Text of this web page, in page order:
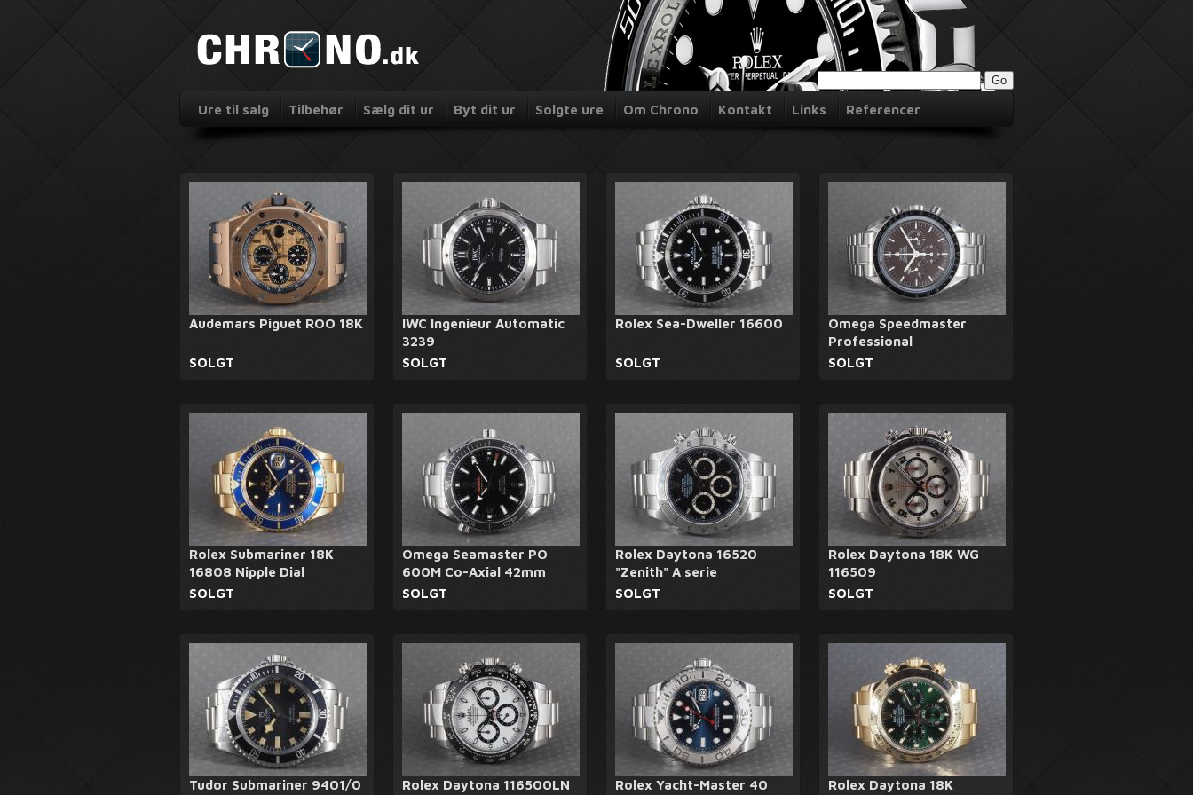
Ure til salg Tilbehør Sælg dit ur Byt dit ur Solgte ure Om Chrono Kontakt Links Referencer
Audemars Piguet ROO 18K
SOLGT
IWC Ingenieur Automatic
3239
SOLGT
Rolex Sea-Dweller 16600
SOLGT
Omega Speedmaster
Professional
SOLGT
Rolex Submariner 18K
16808 Nipple Dial
SOLGT
Omega Seamaster PO
600M Co-Axial 42mm
SOLGT
Rolex Daytona 16520
"Zenith" A serie
SOLGT
Rolex Daytona 18K WG
116509
SOLGT
Tudor Submariner 9401/0 Rolex Daytona 116500LN Rolex Yacht-Master 40 Rolex Daytona 18K